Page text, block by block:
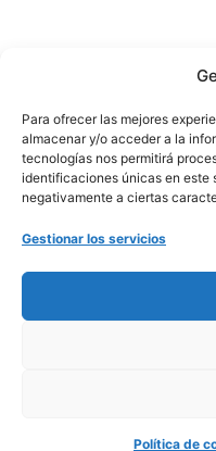
Para ofrecer las mejores
almacenar y/o acceder a la
tecnologías nos permitirá
identificaciones únicas en este
negativamente a ciertas
Gestionar los servicios
Política de